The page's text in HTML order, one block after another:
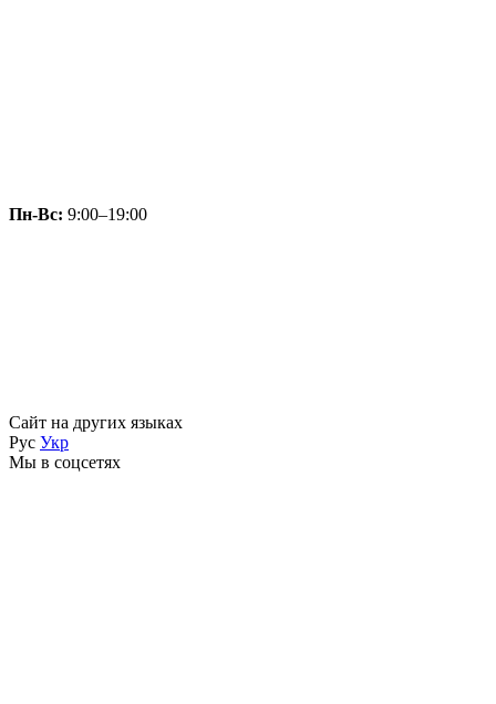
Пн-Вс: 9:00–19:00
Сайт на других языках
Рус Укр
Мы в соцсетях